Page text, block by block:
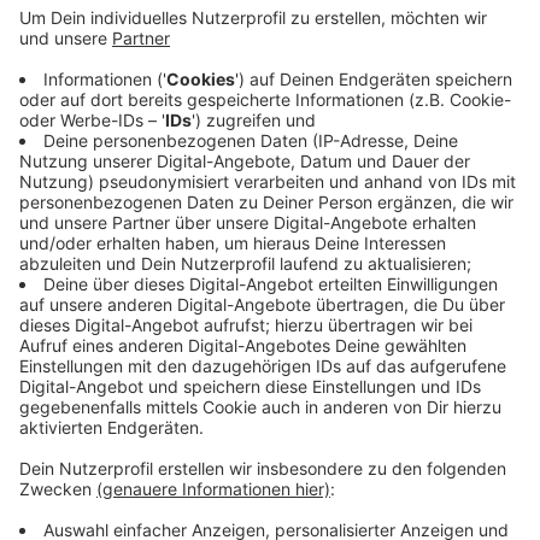
Anzeige
Diese seien auf die Impfung gegen das Coronavirus
zurückzuführen – unter anderem eine
Autoimmunerkrankung und eine Störung der
Blutgerinnung. Neben dem Schmerzensgeld fordert
der Kläger, dass er auch für künftig entstehende
Schäden entschädigt wird. Am Mittwoch (11.10.) wird
das Verfahren vor dem Krefelder Landgericht geführt.
Anzeige
Anzeige